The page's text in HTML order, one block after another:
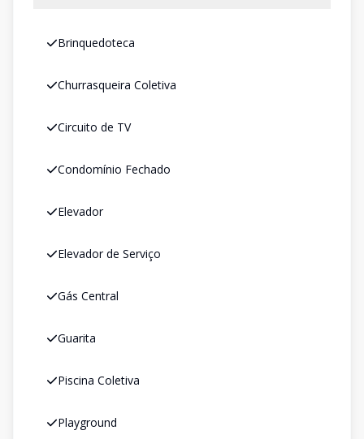
Brinquedoteca
Churrasqueira Coletiva
Circuito de TV
Condomínio Fechado
Elevador
Elevador de Serviço
Gás Central
Guarita
Piscina Coletiva
Playground